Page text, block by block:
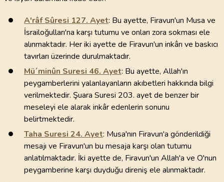
A'râf Sûresi 127. Ayet: Bu ayette, Firavun'un Musa ve
İsrailoğulları'na karşı tutumu ve onları zora sokması ele
alınmaktadır. Her iki ayette de Firavun'un inkârı ve baskıcı
tavırları üzerinde durulmaktadır.
Mü´minûn Suresi 46. Ayet: Bu ayette, Allah'ın
peygamberlerini yalanlayanların akıbetleri hakkında bilgi
verilmektedir. Şuara Suresi 203. ayet de benzer bir
meseleyi ele alarak inkâr edenlerin sonunu
belirtmektedir.
Taha Suresi 24. Ayet: Musa'nın Firavun'a gönderildiği
mesajı ve Firavun'un bu mesaja karşı olan tutumu
anlatılmaktadır. İki ayette de, Firavun'un Allah'a ve O'nun
peygamberine karşı duyduğu direniş ele alınmaktadır.